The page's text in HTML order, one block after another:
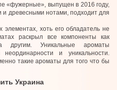
«фужерные», выпущен в 2016 году,
древесными нотами, подходит для
хоть его обладатель не
раскрыл все компоненты как
другим. Уникальные ароматы
и уникальности.
такие ароматы для того что бы
Украина